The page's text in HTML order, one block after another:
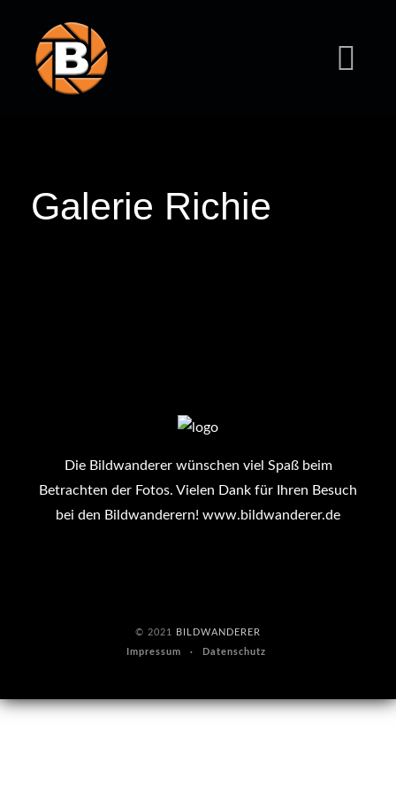
Galerie Richie
Die Bildwanderer wünschen viel Spaß beim
Betrachten der Fotos. Vielen Dank für Ihren Besuch
bei den Bildwanderern! www.bildwanderer.de
© 2021
BILDWANDERER
Impressum
Datenschutz